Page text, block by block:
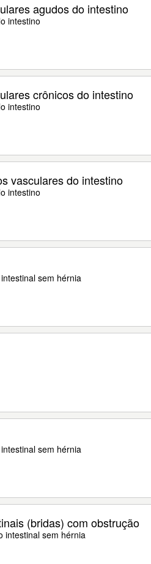
agudos do intestino
intestino
crônicos do intestino
intestino
vasculares do intestino
intestino
sem hérnia
sem hérnia
(bridas) com obstrução
intestinal sem hérnia